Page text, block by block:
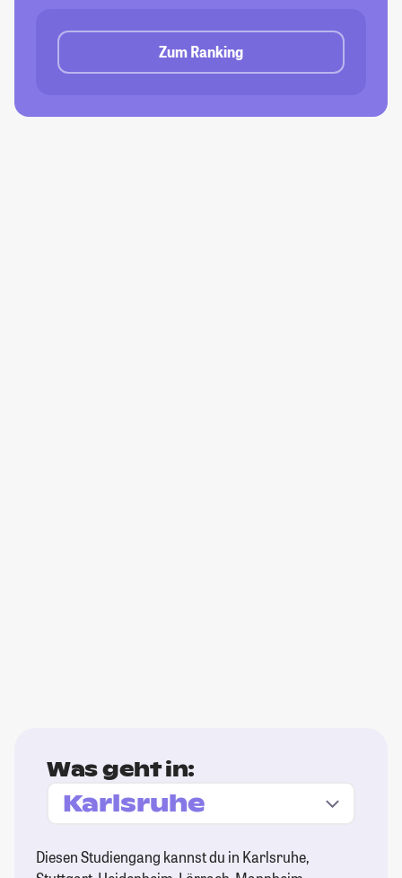
Zum Ranking
Was geht in:
Diesen Studiengang kannst du in Karlsruhe,